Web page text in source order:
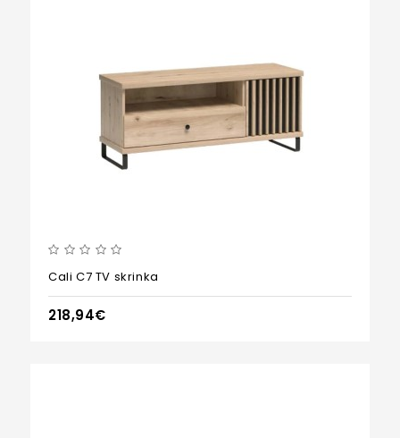
Cali C7 TV skrinka
218,94€